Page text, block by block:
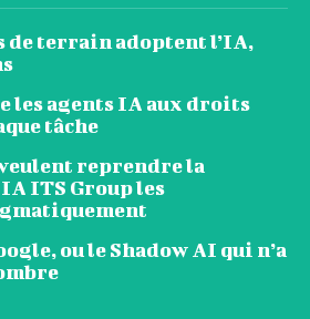
de terrain adoptent l’IA,
les agents IA aux droits
tâche
reprendre la
ITS Group les
ou le Shadow AI qui n’a